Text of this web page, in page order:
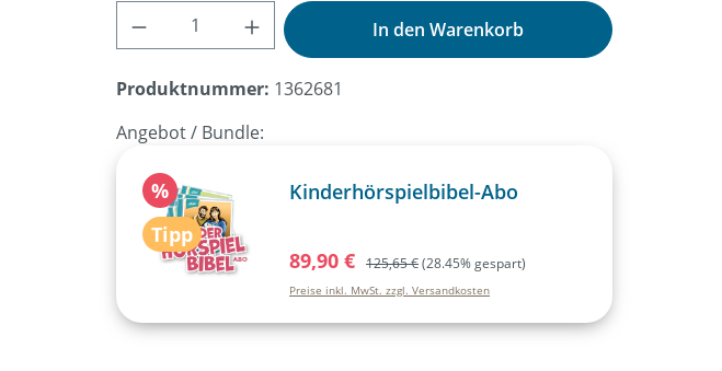
Produkt Anzahl: Gib den gewünschten Wert ein
In den Warenkorb
Produktnummer: 1362681
Angebot / Bundle:
Rabatt
%
Tipp
Kinderhörspielbibel-Abo
Verkaufspreis:
89,90 € Regulärer Preis:
125,65 €(28.45% gespart)
Preise inkl. MwSt. zzgl. Versandkosten